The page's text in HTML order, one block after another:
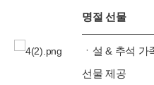
명절 선물
ㆍ설 & 추석
선물 제공